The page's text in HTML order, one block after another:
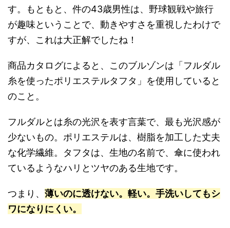
す。もともと、件の43歳男性は、野球観戦や旅行
が趣味ということで、動きやすさを重視したわけで
すが、これは大正解でしたね！
商品カタログによると、このブルゾンは「フルダル
糸を使ったポリエステルタフタ」を使用していると
のこと。
フルダルとは糸の光沢を表す言葉で、最も光沢感が
少ないもの。ポリエステルは、樹脂を加工した丈夫
な化学繊維。タフタは、生地の名前で、傘に使われ
ているようなハリとツヤのある生地です。
つまり、 薄いのに透けない。軽い。手洗いしてもシ
ワになりにくい。